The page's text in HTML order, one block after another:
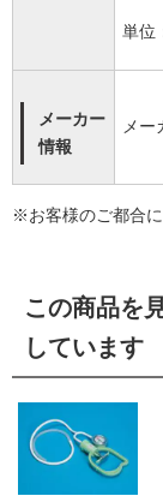
単位
メーカー
情報
メー
※お客様のご都合に
この商品を
しています